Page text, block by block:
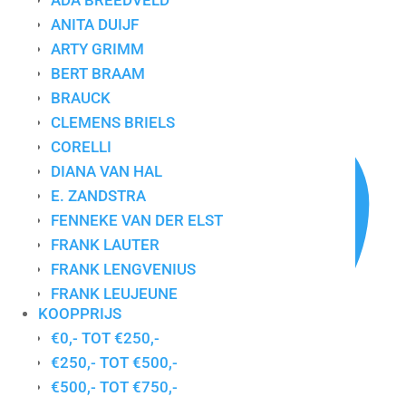
ANITA DUIJF
ARTY GRIMM
BERT BRAAM
BRAUCK
CLEMENS BRIELS
CORELLI
DIANA VAN HAL
E. ZANDSTRA
FENNEKE VAN DER ELST
FRANK LAUTER
FRANK LENGVENIUS
FRANK LEUJEUNE
GERDA ELFRING
GERDIEN DUIJSENS
GERT STRENGHOLT
HANS INNEMEE
KOOPPRIJS
€0,- TOT €250,-
€250,- TOT €500,-
€500,- TOT €750,-
Toont alle 7 resultaten